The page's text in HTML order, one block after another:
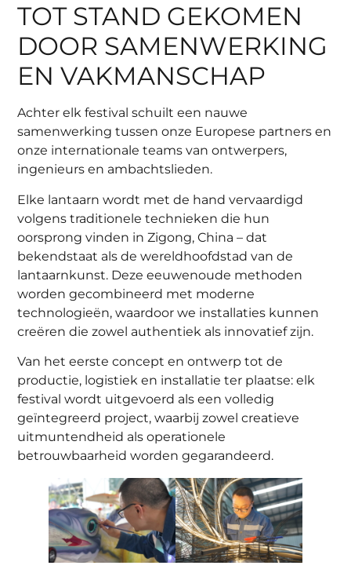
TOT STAND GEKOMEN
DOOR SAMENWERKING
EN VAKMANSCHAP
Achter elk festival schuilt een nauwe
samenwerking tussen onze Europese partners en
onze internationale teams van ontwerpers,
ingenieurs en ambachtslieden.
Elke lantaarn wordt met de hand vervaardigd
volgens traditionele technieken die hun
oorsprong vinden in Zigong, China – dat
bekendstaat als de wereldhoofdstad van de
lantaarnkunst. Deze eeuwenoude methoden
worden gecombineerd met moderne
technologieën, waardoor we installaties kunnen
creëren die zowel authentiek als innovatief zijn.
Van het eerste concept en ontwerp tot de
productie, logistiek en installatie ter plaatse: elk
festival wordt uitgevoerd als een volledig
geïntegreerd project, waarbij zowel creatieve
uitmuntendheid als operationele
betrouwbaarheid worden gegarandeerd.